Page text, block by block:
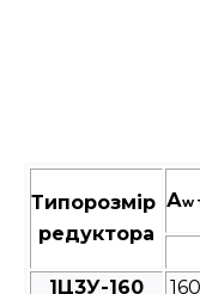
Типорозмір
редуктора
Аw
1Ц3У-160
160